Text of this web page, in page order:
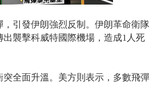
引發伊朗強烈反制。伊朗革命衛隊
襲擊科威特國際機場，造成1人死
全面升溫。美方則表示，多數飛彈